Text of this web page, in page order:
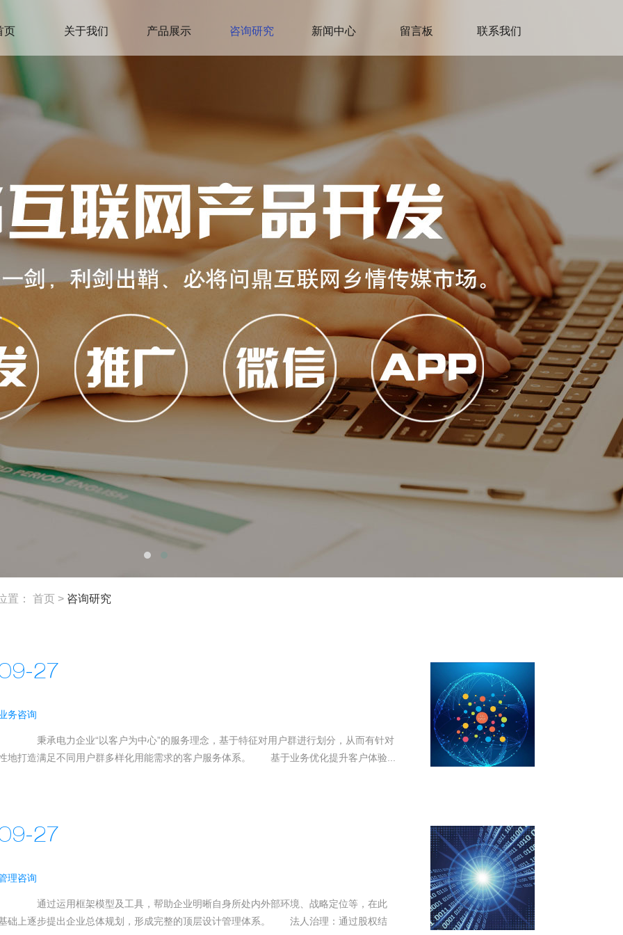
页 关于我们 产品展示 咨询研究 新闻中心 留言板 联系我们
置： 首页> 咨询研究
27
务咨询
承电力企业“以客户为中心”的服务理念，基于特征对用户群进行划分，从而有针对
地打造满足不同用户群多样化用能需求的客户服务体系。 基于业务优化提升客户体验...
27
理咨询
过运用框架模型及工具，帮助企业明晰自身所处内外部环境、战略定位等，在此
础上逐步提出企业总体规划，形成完整的顶层设计管理体系。 法人治理：通过股权结